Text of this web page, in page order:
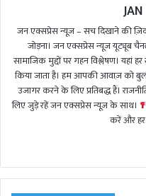
जन एक्सप्रेस न्यूज़ – सच दिखाने की
जोड़ना। जन एक्सप्रेस न्यूज़ यूट्यूब
सामाजिक मुद्दों पर गहन विश्लेषण। यहां
किया जाता है। हम आपकी आवाज़ को
उजागर करने के लिए प्रतिबद्ध हैं।
लिए जुड़े रहें जन एक्सप्रेस न्यूज़ के साथ।
करें और